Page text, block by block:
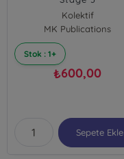
Kolektif
MK Publications
Stok : 1+
₺600,00
Sepete Ekle